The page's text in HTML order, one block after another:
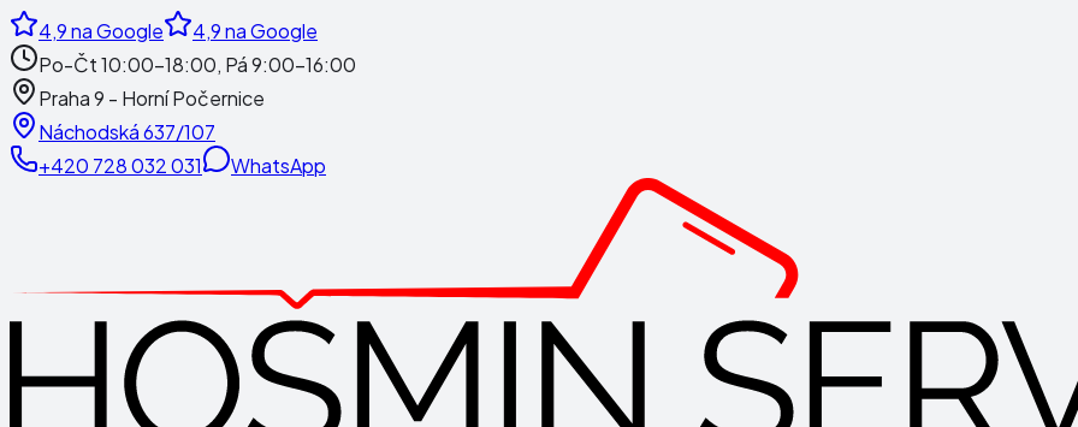
4,9na Google 4,9na Google
Po-Čt 10:00-18:00, Pá 9:00-16:00
Praha 9 - Horní Počernice
Náchodská 637/107
+420 728 032 031
WhatsApp